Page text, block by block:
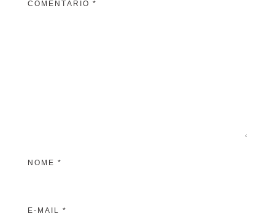
COMENTÁRIO *
NOME *
E-MAIL *